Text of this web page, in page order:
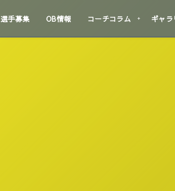
選手募集 OB情報 コーチコラム ギャラ